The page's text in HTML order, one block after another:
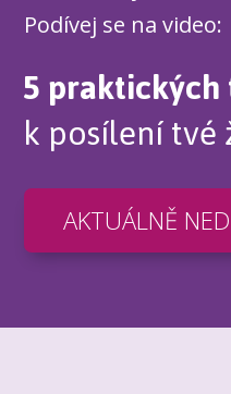
Podívej se na video:
5
k posílení tvé
AKTUÁLNĚ